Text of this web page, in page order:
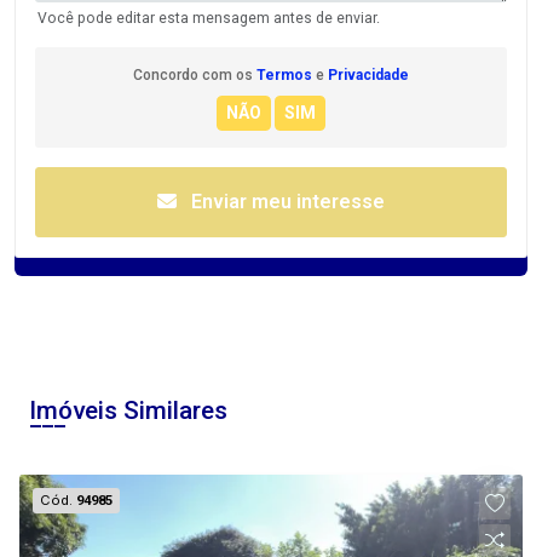
Você pode editar esta mensagem antes de enviar.
Concordo com os Termos e Privacidade
Enviar meu interesse
Imóveis Similares
Cód. 94985